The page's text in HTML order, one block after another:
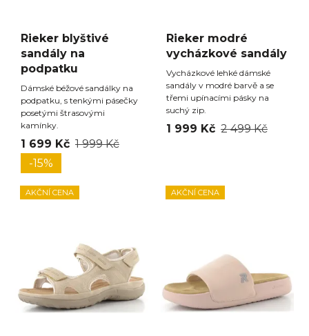
Rieker blyštivé
sandály na
podpatku
Dámské béžové sandálky na
podpatku, s tenkými pásečky
posetými štrasovými
kamínky.
1 699 Kč 1 999 Kč
-15%
Rieker modré
vycházkové sandály
Vycházkové lehké dámské
sandály v modré barvě a se
třemi upínacími pásky na
suchý zip.
1 999 Kč 2 499 Kč
AKČNÍ CENA AKČNÍ CENA